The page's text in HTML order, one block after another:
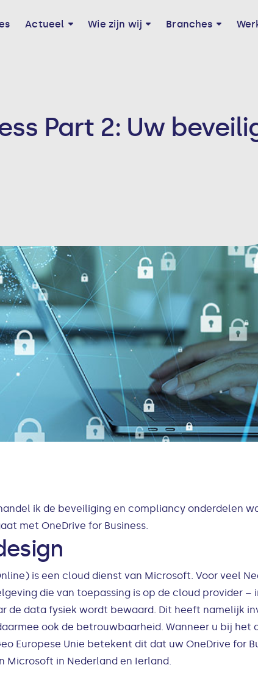
Actueel Wie zijn wij Branches
Part 2: Uw
ik de beveiliging en compliancy onderdelen
met OneDrive for Business.
is een cloud dienst van Microsoft. Voor veel
die van toepassing is op de cloud provider –
de data fysiek wordt bewaard. Dit heeft namelijk
ook de betrouwbaarheid. Wanneer u bij het
Europese Unie betekent dit dat uw OneDrive for
Microsoft in Nederland en Ierland.